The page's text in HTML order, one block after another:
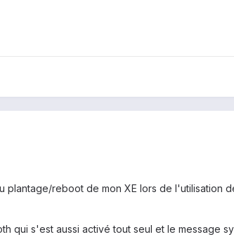
plantage/reboot de mon XE lors de l'utilisation
qui s'est aussi activé tout seul et le message